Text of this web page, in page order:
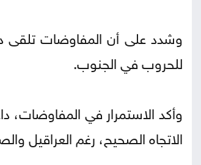
وشدد على أن المفاوضات تلقى
للحروب في الجنوب.
وأكد الاستمرار في المفاوضات،
الاتجاه الصحيح، رغم العراقيل